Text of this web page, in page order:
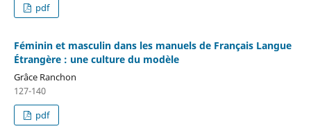
pdf
Féminin et masculin dans les manuels de Français Langue
Étrangère : une culture du modèle
Grâce Ranchon
127-140
pdf